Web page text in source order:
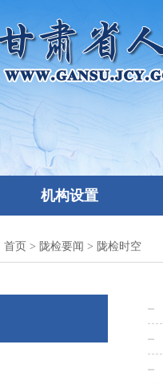
机构设置
首页 > 陇检要闻 > 陇检时空